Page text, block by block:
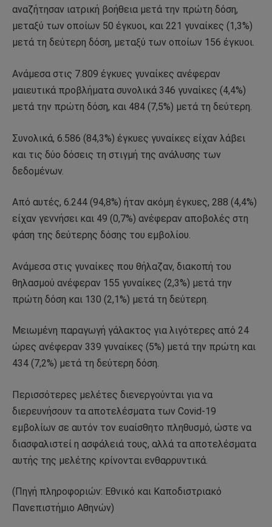
αναζήτησαν ιατρική βοήθεια μετά την πρώτη δόση,
μεταξύ των οποίων 50 έγκυοι, και 221 γυναίκες (1,3%)
μετά τη δεύτερη δόση, μεταξύ των οποίων 156 έγκυοι.
Ανάμεσα στις 7.809 έγκυες γυναίκες ανέφεραν
μαιευτικά προβλήματα συνολικά 346 γυναίκες (4,4%)
μετά την πρώτη δόση, και 484 (7,5%) μετά τη δεύτερη.
Συνολικά, 6.586 (84,3%) έγκυες γυναίκες είχαν λάβει
και τις δύο δόσεις τη στιγμή της ανάλυσης των
δεδομένων.
Από αυτές, 6.244 (94,8%) ήταν ακόμη έγκυες, 288 (4,4%)
είχαν γεννήσει και 49 (0,7%) ανέφεραν αποβολές στη
φάση της δεύτερης δόσης του εμβολίου.
Ανάμεσα στις γυναίκες που θήλαζαν, διακοπή του
θηλασμού ανέφεραν 155 γυναίκες (2,3%) μετά την
πρώτη δόση και 130 (2,1%) μετά τη δεύτερη.
Μειωμένη παραγωγή γάλακτος για λιγότερες από 24
ώρες ανέφεραν 339 γυναίκες (5%) μετά την πρώτη και
434 (7,2%) μετά τη δεύτερη δόση.
Περισσότερες μελέτες διενεργούνται για να
διερευνήσουν τα αποτελέσματα των Covid-19
εμβολίων σε αυτόν τον ευαίσθητο πληθυσμό, ώστε να
διασφαλιστεί η ασφάλειά τους, αλλά τα αποτελέσματα
αυτής της μελέτης κρίνονται ενθαρρυντικά.
(Πηγή πληροφοριών: Εθνικό και Καποδιστριακό
Πανεπιστήμιο Αθηνών)